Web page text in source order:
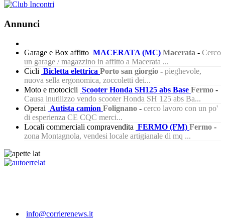
Annunci
Garage e Box affitto MACERATA (MC) Macerata - Cerco
un garage / magazzino in affitto a Macerata ...
Cicli Bicletta elettrica Porto san giorgio - pieghevole,
nuova sella ergonomica, zoccoletti dei...
Moto e motocicli Scooter Honda SH125 abs Base Fermo -
Causa inutilizzo vendo scooter Honda SH 125 abs Ba...
Operai Autista camion Folignano - cerco lavoro con un po'
di esperienza CE CQC merci...
Locali commerciali compravendita FERMO (FM) Fermo -
zona Montagnola, vendesi locale artigianale di mq ...
info@corrierenews.it